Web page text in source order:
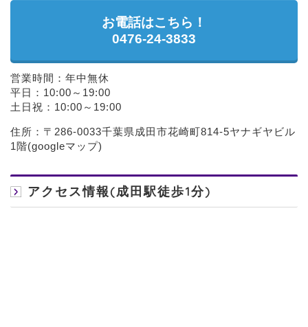
お電話はこちら！
0476-24-3833
営業時間：年中無休
平日：10:00～19:00
土日祝：10:00～19:00
住所：〒286-0033千葉県成田市花崎町814-5ヤナギヤビル
1階(googleマップ)
アクセス情報(成田駅徒歩1分)